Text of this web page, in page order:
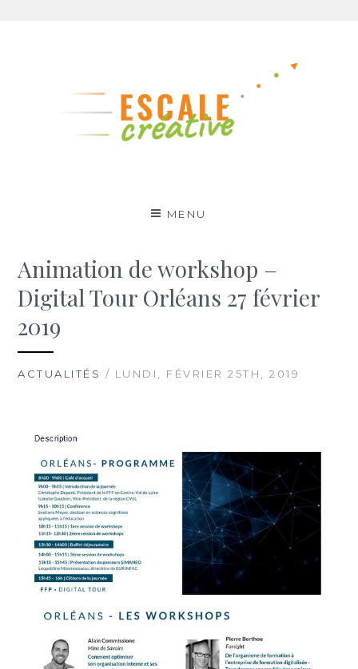
MENU
Animation de workshop –
Digital Tour Orléans 27 février
2019
ACTUALITÉS / LUNDI, FÉVRIER 25TH, 2019